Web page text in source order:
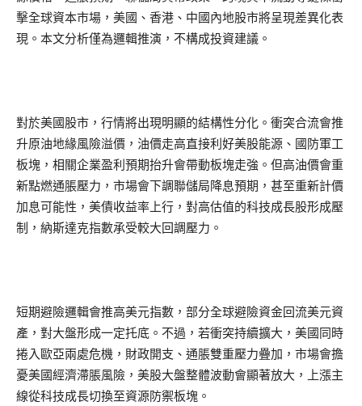
擊全球資本市場，美國、香港、中國內地股市將呈現差異化表
現。本文分析僅為邏輯推演，不構成投資建議。
對於美國股市，行情將出現明顯的結構性分化。衝突合流會推
升原油地緣風險溢價，油價走高直接利好美股能源、國防軍工
板塊，相關企業盈利預期抬升會帶動板塊走強。但高油價會重
新點燃通脹壓力，市場會下調聯儲局降息預期，甚至重新計價
加息可能性，美債收益率上行，對高估值的科技成長股形成壓
制，納斯達克指數承受較大回調壓力。
短期避險邏輯會推高美元指數，部分全球避險資金回流美元資
產，對大盤形成一定托底。不過，若衝突持續擴大，美國同時
捲入歐亞兩處危機，財政開支、通脹雙重壓力疊加，市場會擔
憂美國經濟滯脹風險，美股大盤整體波動會顯著放大，上漲主
線從科技成長切換至資源防禦板塊。